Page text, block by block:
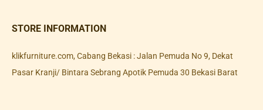
STORE INFORMATION
klikfurniture.com, Cabang Bekasi : Jalan Pemuda No 9, Dekat
Pasar Kranji/ Bintara Sebrang Apotik Pemuda 30 Bekasi Barat